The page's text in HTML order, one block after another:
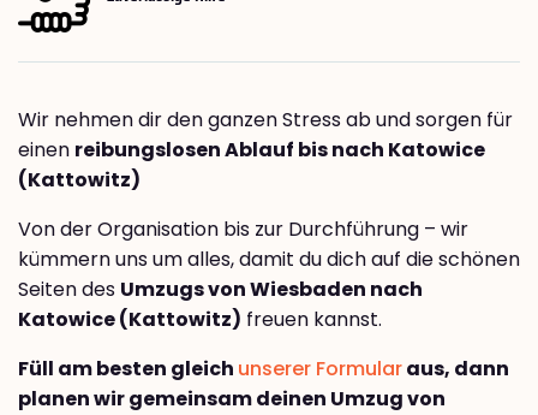
Wir nehmen dir den ganzen Stress ab und sorgen für
einen reibungslosen Ablauf bis nach Katowice
(Kattowitz)
Von der Organisation bis zur Durchführung – wir
kümmern uns um alles, damit du dich auf die schönen
Seiten des Umzugs von Wiesbaden nach
Katowice (Kattowitz) freuen kannst.
Füll am besten gleich unserer Formularaus, dann
planen wir gemeinsam deinen Umzug von